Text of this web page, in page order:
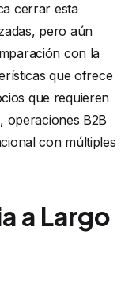
cerrar esta
pero aún
con la
que ofrece
que requieren
operaciones B2B
con múltiples
a Largo